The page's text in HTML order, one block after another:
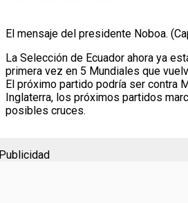
El mensaje del presidente Noboa.
La Selección de Ecuador ahora ya
primera vez en 5 Mundiales que
El próximo partido podría ser contra
Inglaterra, los próximos partidos
posibles cruces.